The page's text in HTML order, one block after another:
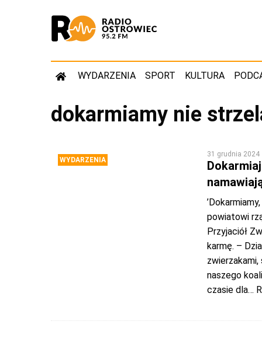
WYDARZENIA SPORT KULTURA
dokarmiamy nie
WYDARZENIA
31 grudnia 2024
powiatowi
Przyjaciół
karmę. –
naszego
czasie dla…